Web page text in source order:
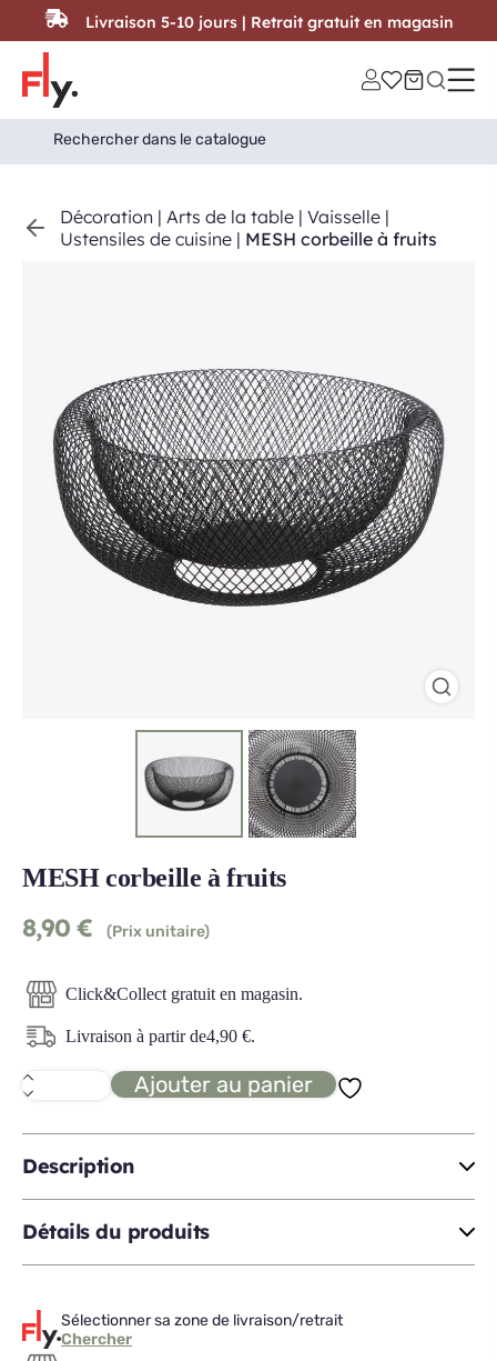
Passer au contenu
Search
for:
Search Button
Décoration | Arts de la table | Vaisselle |
Ustensiles de cuisine | MESH corbeille à fruits
MESH corbeille à fruits
8,90 € (Prix unitaire)
Click&Collect gratuit en magasin.
Livraison à partir de4,90 €.
quantité
de
corbeille
à
fruits
Ajouter au panier
Description
Détails du produits
Sélectionner sa zone de livraison/retrait
Chercher
Livraison 5-10 jours | Retrait gratuit en magasin